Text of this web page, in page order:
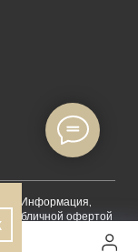
Информация,
публичной офертой